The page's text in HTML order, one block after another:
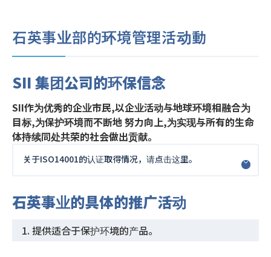
石英事业部的环境管理活动動
SII 集团公司的环保信念
SII作为优秀的企业市民,以企业活动与地球环境相融合为
目标,为保护环境而不断地 努力向上,为实现与所有的生命
体持续同处共荣的社会做出贡献。
关于ISO14001的认证取得情况，请点击这里。
石英事业的具体的推广活动
1. 提供适合于保护环境的产品。